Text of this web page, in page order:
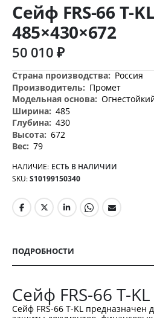
началу
изображений
Сейф FRS-66 T-KL
485×430×672
50 010 ₽
Дополнительная
информация
Россия
Промет
485
430
672
79
НАЛИЧИЕ: ЕСТЬ В НАЛИЧИИ
SKU S10199150340
ПОДРОБНОСТИ
Сейф FRS-66 T-KL
Сейф FRS-66 T-KL предназначен